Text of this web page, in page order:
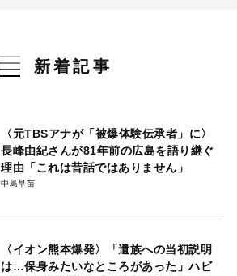
新着記事
〈元TBSアナが「被爆体験伝承者」に〉
長峰由紀さんが81年前の広島を語り継ぐ
理由「これは昔話ではありません」
中島早苗
〈イオン熊本爆発〉「遺族への当初説明
は…保身みたいなところがあった」ハビ